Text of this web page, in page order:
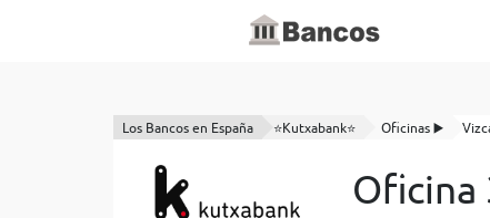
Los Bancos en España ⭐Kutxabank⭐ Oficinas ▶️
Oficina